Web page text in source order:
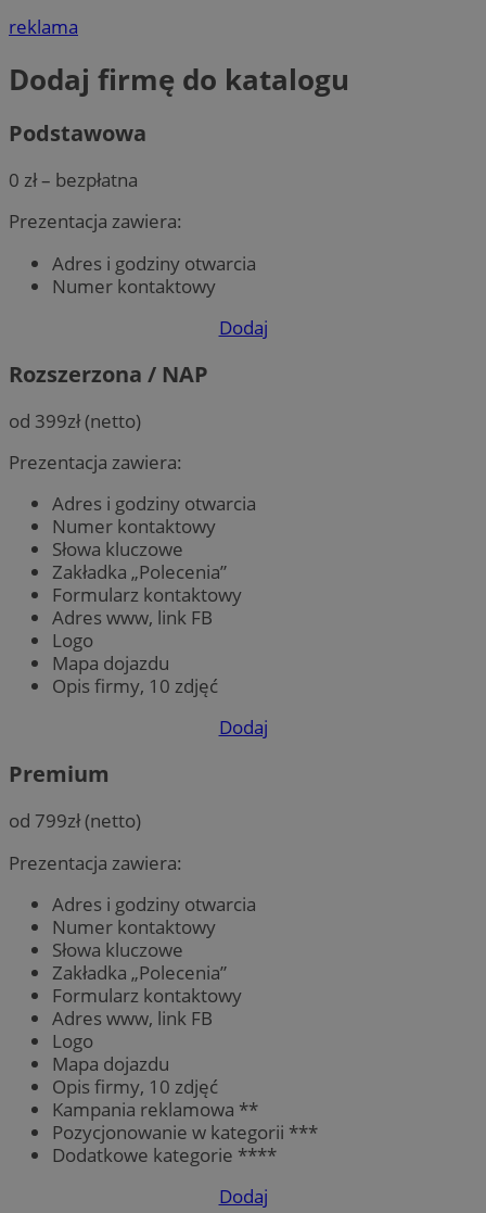
reklama
Dodaj firmę do katalogu
Podstawowa
0 zł – bezpłatna
Prezentacja zawiera:
Adres i godziny otwarcia
Numer kontaktowy
Dodaj
Rozszerzona / NAP
od 399zł (netto)
Prezentacja zawiera:
Adres i godziny otwarcia
Numer kontaktowy
Słowa kluczowe
Zakładka „Polecenia”
Formularz kontaktowy
Adres www, link FB
Logo
Mapa dojazdu
Opis firmy, 10 zdjęć
Dodaj
Premium
od 799zł (netto)
Prezentacja zawiera:
Adres i godziny otwarcia
Numer kontaktowy
Słowa kluczowe
Zakładka „Polecenia”
Formularz kontaktowy
Adres www, link FB
Logo
Mapa dojazdu
Opis firmy, 10 zdjęć
Kampania reklamowa **
Pozycjonowanie w kategorii ***
Dodatkowe kategorie ****
Dodaj